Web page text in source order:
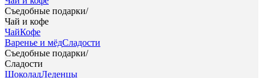
Съедобные подарки/
Чай и кофе
ЧайКофе
Варенье и мёдСладости
Съедобные подарки/
Сладости
ШоколадЛеденцы